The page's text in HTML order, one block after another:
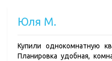
Юля М.
Купили однокомнатную
Планировка удобная,